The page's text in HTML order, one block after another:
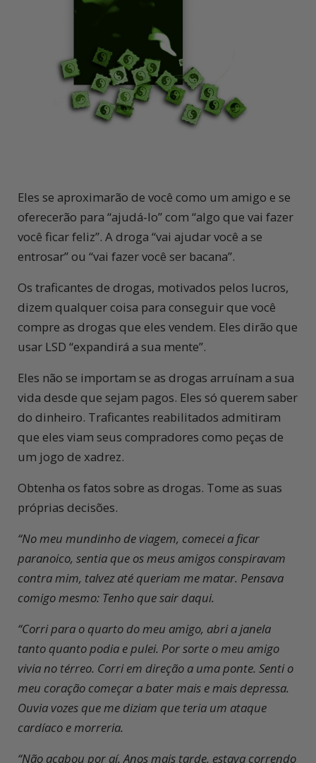
Eles se aproximarão de você como um amigo e se
oferecerão para “ajudá-lo” com “algo que vai fazer
você ficar feliz”. A droga “vai ajudar você a se
entrosar” ou “vai fazer você ser bacana”.
Os traficantes de drogas, motivados pelos lucros,
dizem qualquer coisa para conseguir que você
compre as drogas que eles vendem. Eles dirão que
usar LSD “expandirá a sua mente”.
Eles não se importam se as drogas arruínam a sua
vida desde que sejam pagos. Eles só querem saber
do dinheiro. Traficantes reabilitados admitiram
que eles viam seus compradores como peças de
um jogo de xadrez.
Obtenha os fatos sobre as drogas. Tome as suas
próprias decisões.
“No meu mundinho de viagem, comecei a ficar
paranoico, sentia que os meus amigos conspiravam
contra mim, talvez até queriam me matar. Pensava
comigo mesmo: Tenho que sair daqui.
“Corri para o quarto do meu amigo, abri a janela
tanto quanto podia e pulei. Por sorte o meu amigo
vivia no térreo. Corri em direção a uma ponte. Senti o
meu coração começar a bater mais e mais depressa.
Ouvia vozes que me diziam que teria um ataque
cardíaco e morreria.
“Não acabou por aí. Anos mais tarde, estava correndo